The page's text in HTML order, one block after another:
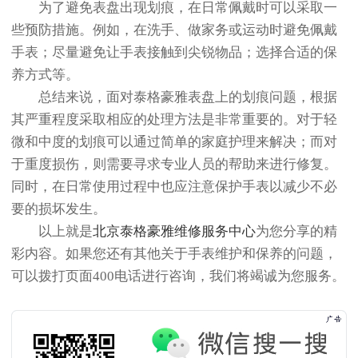
为了避免表盘出现划痕，在日常佩戴时可以采取一
些预防措施。例如，在洗手、做家务或运动时避免佩戴
手表；尽量避免让手表接触到尖锐物品；选择合适的保
养方式等。
总结来说，面对泰格豪雅表盘上的划痕问题，根据
其严重程度采取相应的处理方法是非常重要的。对于轻
微和中度的划痕可以通过简单的家庭护理来解决；而对
于重度损伤，则需要寻求专业人员的帮助来进行修复。
同时，在日常使用过程中也应注意保护手表以减少不必
要的损坏发生。
以上就是北京泰格豪雅维修服务中心为您分享的精
彩内容。如果您还有其他关于手表维护和保养的问题，
可以拨打页面400电话进行咨询，我们将竭诚为您服务。